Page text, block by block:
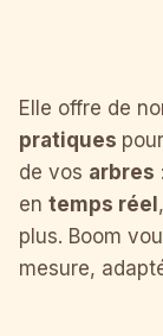
Elle offre de
pratiques pour
de vos arbres :
en temps réel,
plus. Boom
mesure,